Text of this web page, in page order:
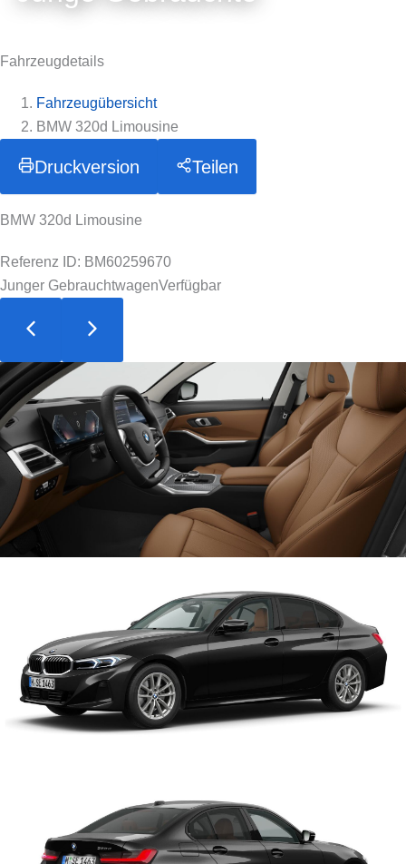
Fahrzeugdetails
Fahrzeugübersicht
BMW 320d Limousine
Druckversion Teilen
BMW 320d Limousine
Referenz ID: BM60259670
Junger GebrauchtwagenVerfügbar